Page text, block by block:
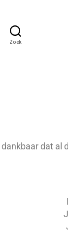
Zoek
dankbaar dat al